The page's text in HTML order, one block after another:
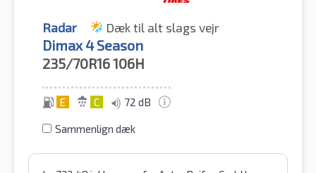
Radar Dæk til alt slags vejr
Dimax 4 Season
235/70R16106H
E C 72 dB
Sammenlign dæk